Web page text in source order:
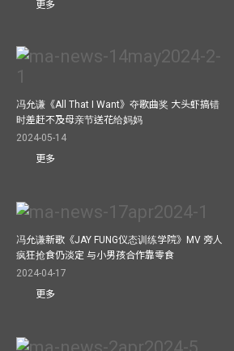
更多
冯允谦《All That I Want》夺歌曲奖 大头虾搞错
时差赶不及母亲节送花给妈妈
2024-05-14
更多
冯允谦新歌《JAY FUNG仪态训练学院》MV 旁人
疯狂抢食仍淡定 与小男孩合作靠零食
2024-04-17
更多